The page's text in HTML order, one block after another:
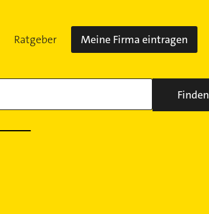
Ratgeber Meine Firma eintragen
Finden